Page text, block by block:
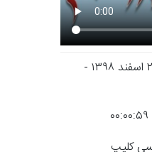
چهارشنبه ۲۱ اسفند ۱۳۹۸ -
کلیپ